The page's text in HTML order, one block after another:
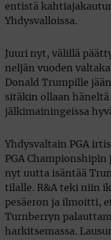
entistä
Yhdysvalloissa.
Juuri nyt, välillä
neljän vuoden
Donald Trumpille
sitäkin ollaan
jälkimainingeissa
Yhdysvaltain PGA
PGA
nyt uutta isäntää
tilalle. R&A teki niin
pesäeron ja ilmoitti,
Turnberryn
harkitsemassa.